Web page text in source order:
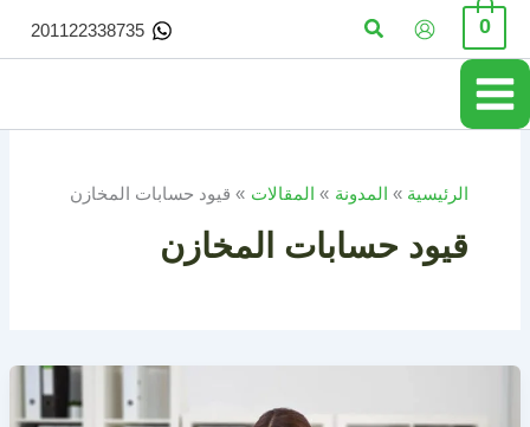
تخطي
المحتوى
0 البحث 201122338735
الرئيسية المدونة المقالات قيود حسابات المخازن
قيود حسابات المخازن